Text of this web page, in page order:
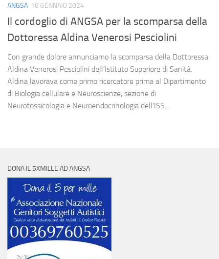
ANGSA 16 GENNAIO 2024
Il cordoglio di ANGSA per la scomparsa della
Dottoressa Aldina Venerosi Pesciolini
Con grande dolore annunciamo la scomparsa della Dottoressa
Aldina Venerosi Pesciolini dell’Istituto Superiore di Sanità.
Aldina lavorava come primo ricercatore prima al Dipartimento
di Biologia cellulare e Neuroscienze, sezione di
Neurotossicologia e Neuroendocrinologia dell’ISS...
DONA IL 5XMILLE AD ANGSA